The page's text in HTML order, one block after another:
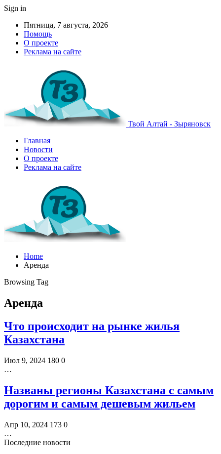
Sign in
Пятница, 7 августа, 2026
Помощь
О проекте
Реклама на сайте
Твой Алтай - Зыряновск
Главная
Новости
О проекте
Реклама на сайте
Home
Аренда
Browsing Tag
Аренда
Что происходит на рынке жилья
Казахстана
Июл 9, 2024 180 0
…
Названы регионы Казахстана с самым
дорогим и самым дешевым жильем
Апр 10, 2024 173 0
…
Последние новости